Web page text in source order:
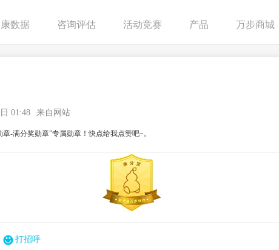
数据 咨询评估 活动竞赛 产品 万步商城
01:48 来自网站
-满分奖勋章”专属勋章！快点给我点赞吧~。
打招呼